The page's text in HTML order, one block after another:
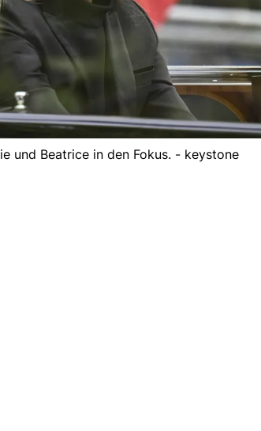
und Beatrice in den Fokus. - keystone